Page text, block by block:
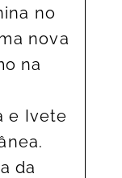
no
nova
na
e Ivete
da